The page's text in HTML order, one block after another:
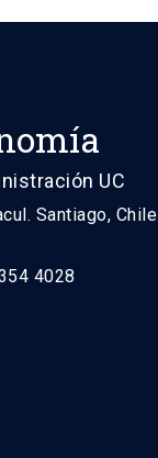
UC
Santiago, Chile
4028